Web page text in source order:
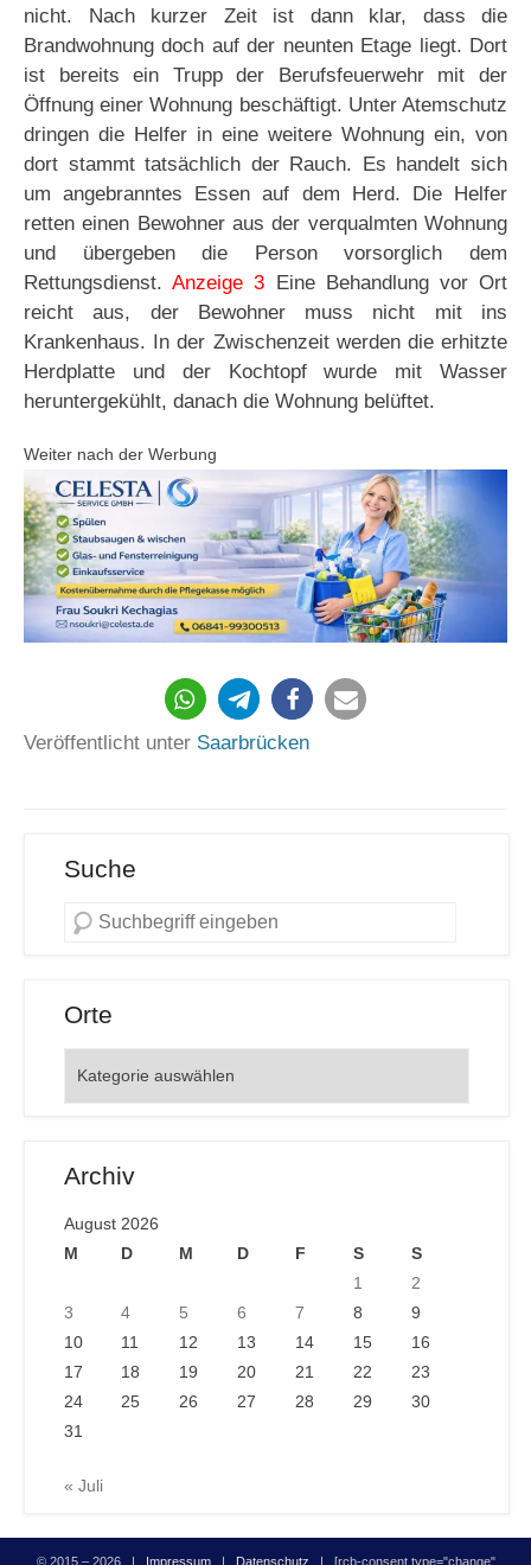
nicht. Nach kurzer Zeit ist dann klar, dass die
Brandwohnung doch auf der neunten Etage liegt. Dort
ist bereits ein Trupp der Berufsfeuerwehr mit der
Öffnung einer Wohnung beschäftigt. Unter Atemschutz
dringen die Helfer in eine weitere Wohnung ein, von
dort stammt tatsächlich der Rauch. Es handelt sich
um angebranntes Essen auf dem Herd. Die Helfer
retten einen Bewohner aus der verqualmten Wohnung
und übergeben die Person vorsorglich dem
Rettungsdienst.Anzeige 3 Eine Behandlung vor Ort
reicht aus, der Bewohner muss nicht mit ins
Krankenhaus. In der Zwischenzeit werden die erhitzte
Herdplatte und der Kochtopf wurde mit Wasser
heruntergekühlt, danach die Wohnung belüftet.
Weiter nach der Werbung
133
Veröffentlicht unter Saarbrücken
Suche
Orte
Archiv
August 2026
M
D M D F S
S
1
2
3
4 5 6 7 8
9
10
11 12 13 14 15
16
17
18 19 20 21 22
23
24
25 26 27 28 29
30
31
« Juli
© 2015 – 2026 | Impressum| Datenschutz | [rcb-consent type="change"